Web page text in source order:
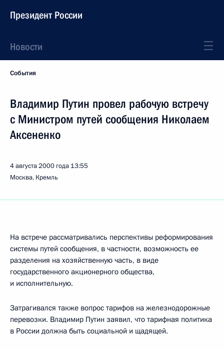
Президент России
Новости
События
Владимир Путин провел рабочую встречу
с Министром путей сообщения Николаем
Аксененко
4 августа 2000 года 13:55
Москва, Кремль
На встрече рассматривались перспективы реформирования
системы путей сообщения, в частности, возможность ее
разделения на хозяйственную часть, в виде
государственного акционерного общества,
и исполнительную.
Затрагивался также вопрос тарифов на железнодорожные
перевозки. Владимир Путин заявил, что тарифная политика
в России должна быть социальной и щадящей.